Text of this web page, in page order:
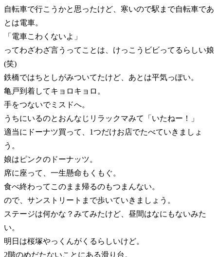
自転車で行こうかと思ったけど、寒いので駅まで自転車であ
とは電車。
「電車こわくないよ」
ってわざわざ言うってことは、けっこうビビってるらしい娘
(笑)
鉄橋ではちとしがみついてたけど、あとは平気っぽい。
亀戸到着してキョロキョロ。
手をつないでミスドへ。
うちにいるのとおんなじリラックマみて「いたねー！」
適当にドーナツ買って、1つだけお店でたべていきましょ
う。
娘はピンクのドーナッツ。
席に座って、一生懸命もくもぐ。
食べ終わってこのまま帰るのもつまんない。
ので、サンストリートまで歩いていきましょう。
ステージは何かな？みてみたけど、昼間はなにもないみた
い。
明日は桜塚やっくんがくるらしいけど。
2階のめだたないことにある滑り台。